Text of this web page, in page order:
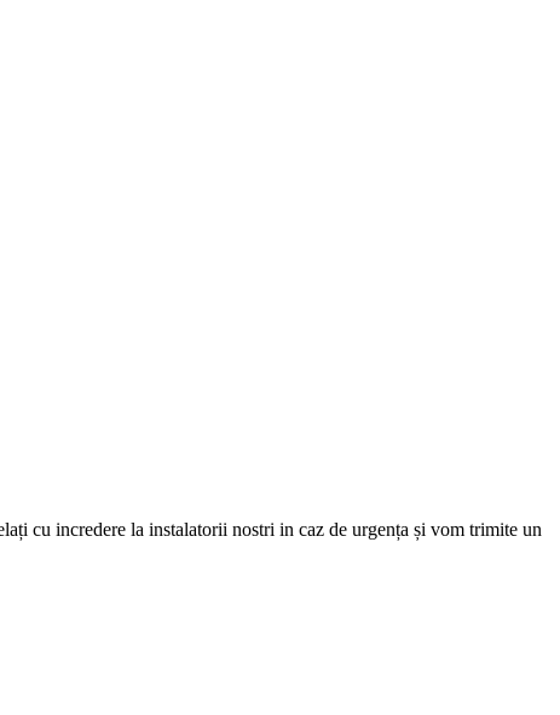
cu incredere la instalatorii nostri in caz de urgența și vom trimite un